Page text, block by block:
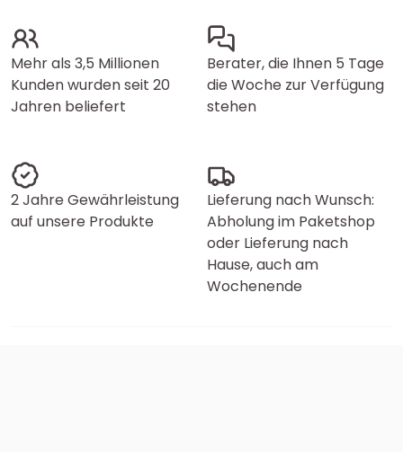
Mehr als 3,5 Millionen
Kunden wurden seit 20
Jahren beliefert
Berater, die Ihnen 5 Tage
die Woche zur Verfügung
stehen
2 Jahre Gewährleistung
auf unsere Produkte
Lieferung nach Wunsch:
Abholung im Paketshop
oder Lieferung nach
Hause, auch am
Wochenende